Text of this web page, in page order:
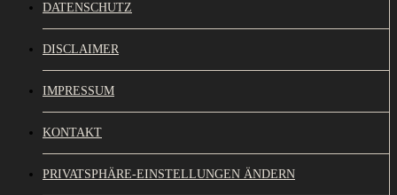
DATENSCHUTZ
DISCLAIMER
IMPRESSUM
KONTAKT
PRIVATSPHÄRE-EINSTELLUNGEN ÄNDERN